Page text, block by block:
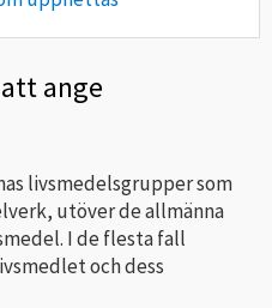
ange
livsmedelsgrupper som
utöver de allmänna
I de flesta fall
och dess